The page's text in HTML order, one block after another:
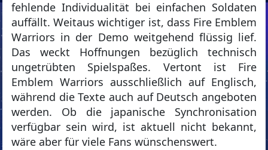
fehlende Individualität bei einfachen Soldaten
auffällt. Weitaus wichtiger ist, dass Fire Emblem
Warriors in der Demo weitgehend flüssig lief.
Das weckt Hoffnungen bezüglich technisch
ungetrübten Spielspaßes. Vertont ist Fire
Emblem Warriors ausschließlich auf Englisch,
während die Texte auch auf Deutsch angeboten
werden. Ob die japanische Synchronisation
verfügbar sein wird, ist aktuell nicht bekannt,
wäre aber für viele Fans wünschenswert.